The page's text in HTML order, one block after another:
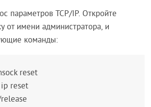
параметров TCP/IP. Откройте
от имени администратора, и
команды:
reset
reset